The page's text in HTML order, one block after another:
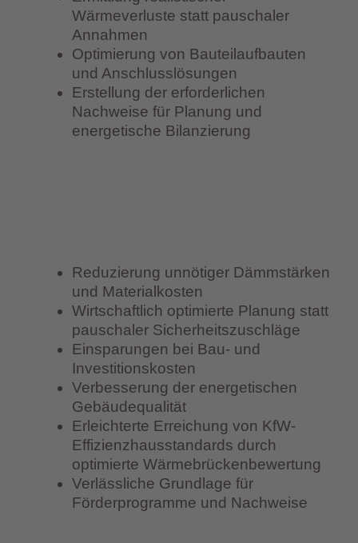
Wärmeverluste statt pauschaler
Annahmen
Optimierung von Bauteilaufbauten
und Anschlusslösungen
Erstellung der erforderlichen
Nachweise für Planung und
energetische Bilanzierung
Reduzierung unnötiger Dämmstärken
und Materialkosten
Wirtschaftlich optimierte Planung statt
pauschaler Sicherheitszuschläge
Einsparungen bei Bau- und
Investitionskosten
Verbesserung der energetischen
Gebäudequalität
Erleichterte Erreichung von KfW-
Effizienzhausstandards durch
optimierte Wärmebrückenbewertung
Verlässliche Grundlage für
Förderprogramme und Nachweise